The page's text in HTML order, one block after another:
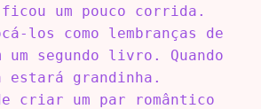
um pouco corrida.
los como lembranças de
um segundo livro. Quando
estará grandinha.
criar um par romântico